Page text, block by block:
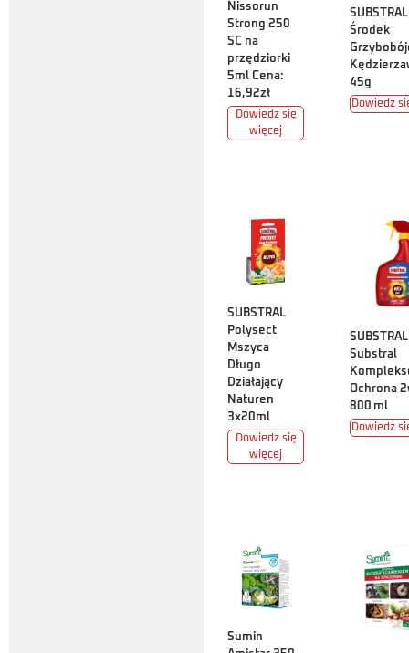
Nissorun
Strong 250
SC na
przędziorki
5ml Cena:
16,92zł
Dowiedz się
więcej
Środek
45g
Dowiedz
SUBSTRAL
Polysect
Mszyca
Długo
Działający
Naturen
3x20ml
Dowiedz się
więcej
SUBSTRAL
Substral
Ochrona
800 ml
Dowiedz
Sumin